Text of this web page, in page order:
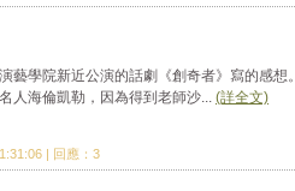
藝學院新近公演的話劇《創奇者》寫的感想。
人海倫凱勒，因為得到老師沙... (詳全文)
| 回應：3